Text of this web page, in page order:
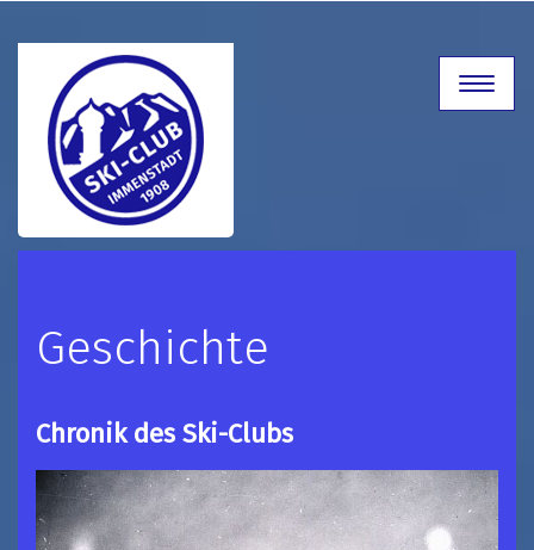
Toggle
Geschichte
Chronik des Ski-Clubs